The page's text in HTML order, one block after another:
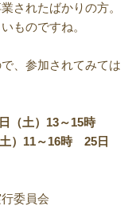
されたばかりの方。
ものですね。
、参加されてみては
（土）13～15時
）11～16時 25日
行委員会